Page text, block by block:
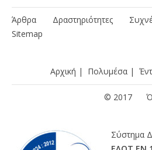
Άρθρα Δραστηριότητες
Sitemap
Αρχική | Πολυμέσα |
© 2017
Σύστημα